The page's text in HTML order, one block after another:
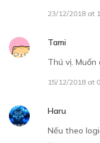
23/12/2018 at
Tami
Thú vị.
15/12/2018 at
Haru
Nếu theo